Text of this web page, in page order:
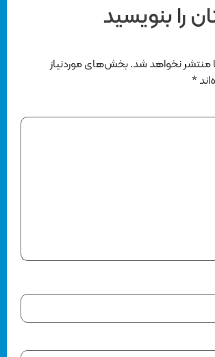
را بنویسید
نخواهد شد. بخش‌های موردنیاز